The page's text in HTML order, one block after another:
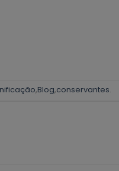
,Blog,conservantes.